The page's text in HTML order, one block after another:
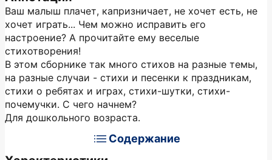
Ваш малыш плачет, капризничает, не хочет есть, не
хочет играть... Чем можно исправить его
настроение? А прочитайте ему веселые
стихотворения!
В этом сборнике так много стихов на разные темы,
на разные случаи - стихи и песенки к праздникам,
стихи о ребятах и играх, стихи-шутки, стихи-
почемучки. С чего начнем?
Для дошкольного возраста.
Содержание